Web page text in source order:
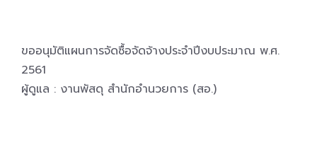
ขออนุมัติแผนการจัดซื้อจัดจ้างประจำปีงบประมาณ พ.ศ.
2561
ผู้ดูแล : งานพัสดุ สำนักอำนวยการ (สอ.)